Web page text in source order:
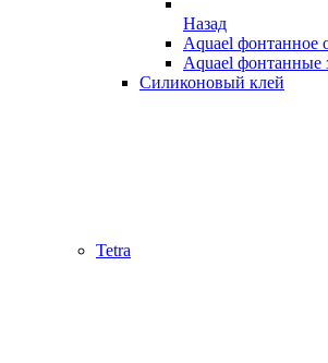
Назад
Aquael фонтанное
Aquael фонтанные
Силиконовый клей
Tetra